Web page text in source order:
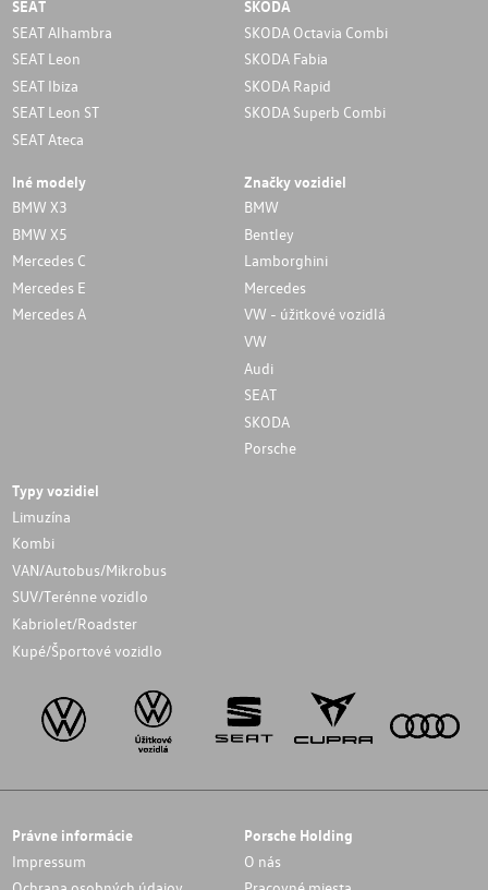
SEAT
SEAT Alhambra
SEAT Leon
SEAT Ibiza
SEAT Leon ST
SEAT Ateca
SKODA
SKODA Octavia Combi
SKODA Fabia
SKODA Rapid
SKODA Superb Combi
Iné modely
BMW X3
BMW X5
Mercedes C
Mercedes E
Mercedes A
Značky vozidiel
BMW
Bentley
Lamborghini
Mercedes
VW - úžitkové vozidlá
VW
Audi
SEAT
SKODA
Porsche
Typy vozidiel
Limuzína
Kombi
VAN/Autobus/Mikrobus
SUV/Terénne vozidlo
Kabriolet/Roadster
Kupé/Športové vozidlo
Právne informácie
Impressum
Porsche Holding
O nás